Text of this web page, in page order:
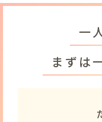
一
まずは